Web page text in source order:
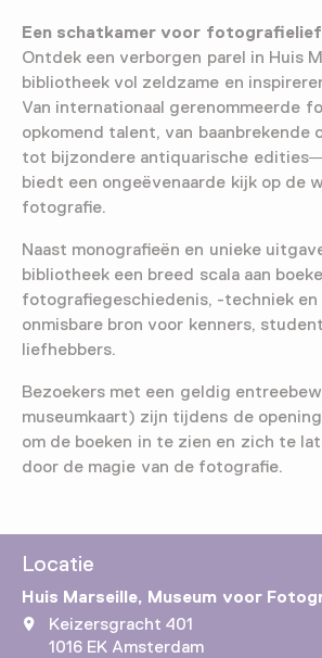
Een schatkamer voor
Ontdek een verborgen parel in Huis
bibliotheek vol zeldzame en
Van internationaal gerenommeerde
opkomend talent, van baanbrekende
tot bijzondere antiquarische
biedt een ongeëvenaarde kijk op de
fotografie.
Naast monografieën en unieke
bibliotheek een breed scala aan
fotografiegeschiedenis, -techniek en
onmisbare bron voor kenners,
liefhebbers.
Bezoekers met een geldig
museumkaart) zijn tijdens de
om de boeken in te zien en zich te
door de magie van de fotografie.
Locatie
Huis Marseille, Museum voor
Keizersgracht 401
1016 EK Amsterdam